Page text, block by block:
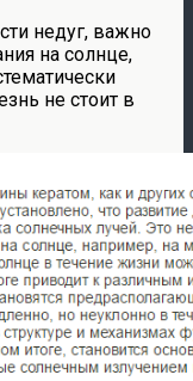
недуг, важно
на солнце,
не стоит в